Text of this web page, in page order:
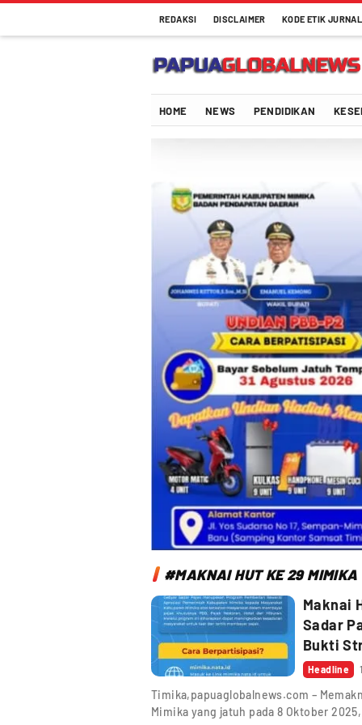
REDAKSI DISCLAIMER KODE ETIK
Papuaglobalnews.com
Menulis Fakta dengan Hati Bening
HOME NEWS PENDIDIKAN
#MAKNAI HUT KE 29 MIMIKA
Maknai
Sadar
Bukti
Headline
Timika,papuaglobalnews.com –
Mimika yang jatuh pada 8 Oktober